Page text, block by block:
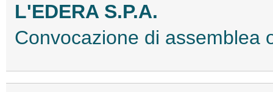
L'EDERA S.P.A.
Convocazione di assemblea